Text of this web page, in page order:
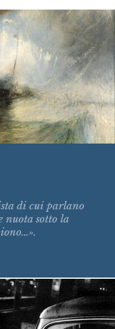
di cui parlano
nuota sotto la